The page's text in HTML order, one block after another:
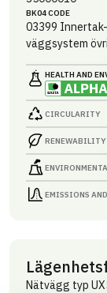
BK04 CODE
03399
väggsystem
HEALTH AND
CIRCULARITY
RENEWABILITY
EMISSIONS
Nätvägg typ